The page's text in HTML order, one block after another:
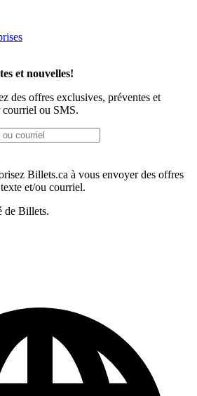
et nouvelles!
des offres exclusives, préventes et
courriel ou SMS.
Billets.ca à vous envoyer des offres
et/ou courriel.
de Billets.